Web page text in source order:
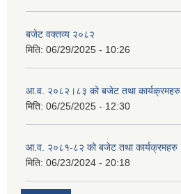
बजेट वक्तव्य २०८२
मिति: 06/29/2025 - 10:26
आ.व. २०८२।८३ को बजेट तथा कार्यक्रमहरु
मिति: 06/25/2025 - 12:30
आ.व. २०८१-८२ को बजेट तथा कार्यक्रमहरु
मिति: 06/23/2024 - 20:18